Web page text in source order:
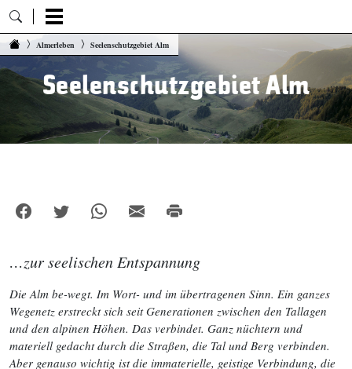
Zum Inhalt springen
Almerleben Seelenschutzgebiet Alm
Seelenschutzgebiet Alm
…zur seelischen Entspannung
Die Alm be-wegt. Im Wort- und im übertragenen Sinn. Ein ganzes
Wegenetz erstreckt sich seit Generationen zwischen den Tallagen
und den alpinen Höhen. Das verbindet. Ganz nüchtern und
materiell gedacht durch die Straßen, die Tal und Berg verbinden.
Aber genauso wichtig ist die immaterielle, geistige Verbindung, die